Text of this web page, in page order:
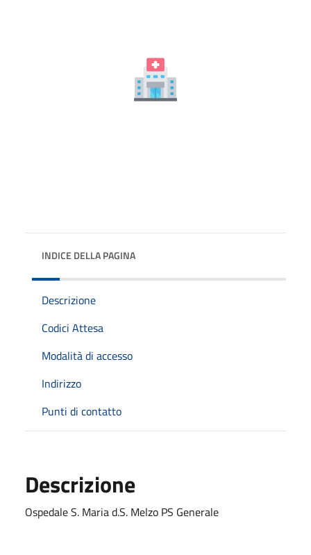
INDICE DELLA PAGINA
Descrizione
Codici Attesa
Modalità di accesso
Indirizzo
Punti di contatto
Descrizione
Ospedale S. Maria d.S. Melzo PS Generale